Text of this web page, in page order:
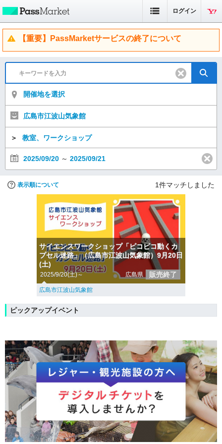
ログイン
【重要】PassMarketサービスの終了について
開催地を選択
広島市江波山気象館
＞ 教室、ワークショップ
2025/09/20 ～ 2025/09/21
表示順について 1件マッチしました
サイエンスワークショップ「ピコピコ動くカ
プセル迷路」（広島市江波山気象館）9月20日
(土)
2025/9/20(土)～ 広島県 販売終了
広島市江波山気象館
ピックアップイベント